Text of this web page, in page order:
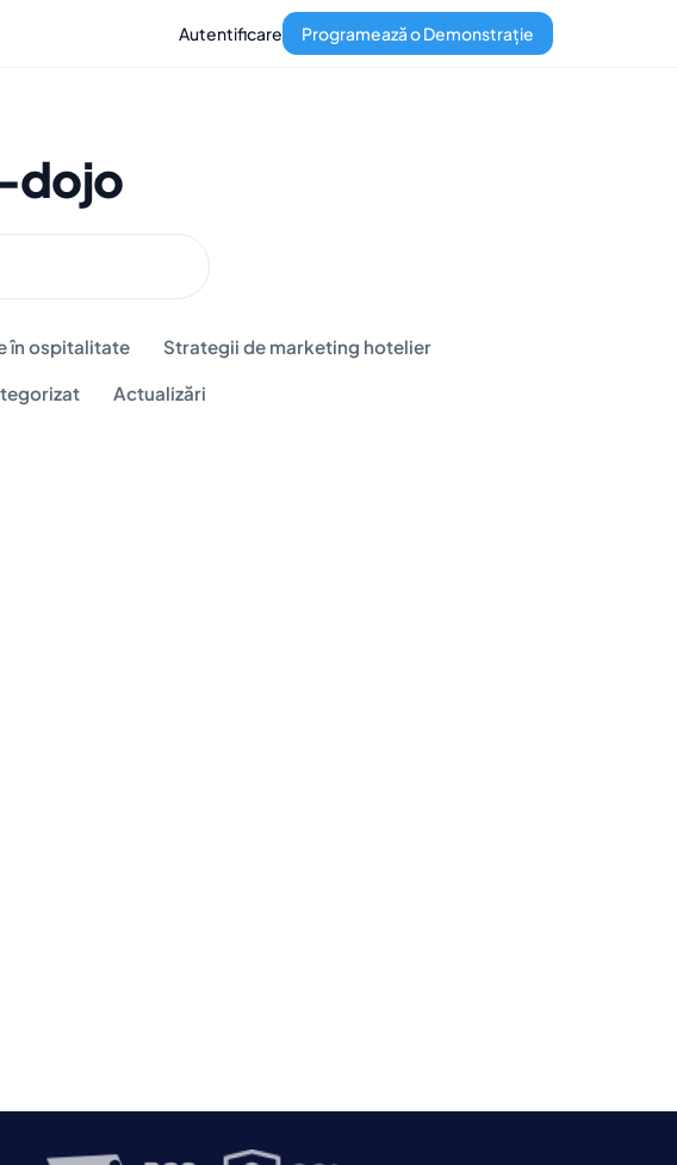
Autentificare Programează o Demonstrație
dojo
în ospitalitate Strategii de marketing hotelier
Actualizări